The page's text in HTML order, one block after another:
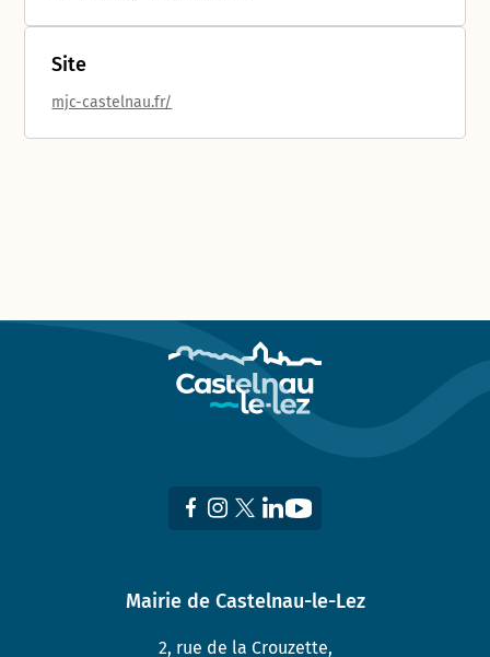
Site
mjc-castelnau.fr/
Mairie de Castelnau-le-Lez
2, rue de la Crouzette,